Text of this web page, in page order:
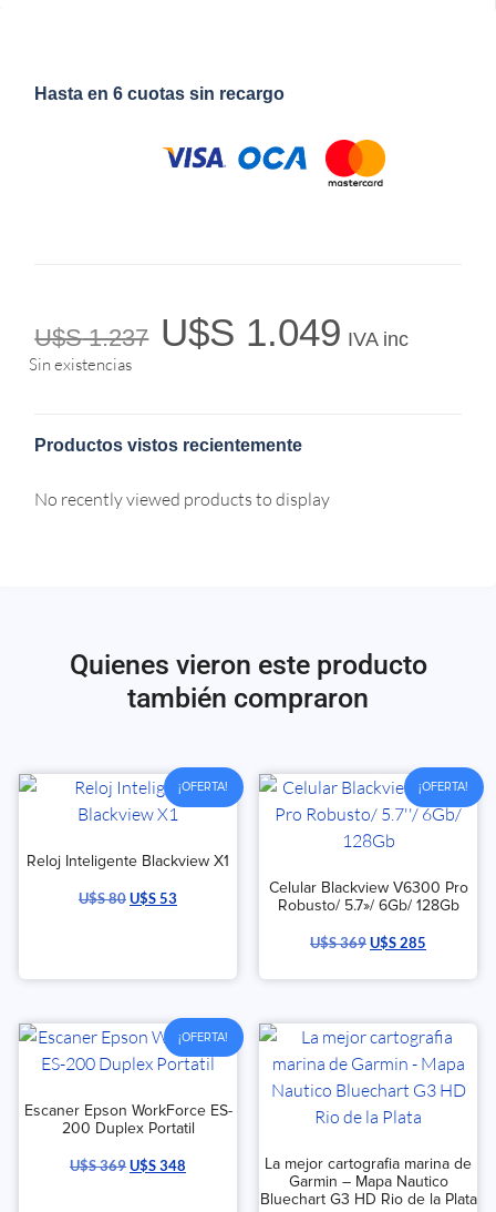
Hasta en 6 cuotas sin recargo
U$S1.237 U$S 1.049 IVA inc
Sin existencias
Productos vistos recientemente
No recently viewed products to display
Quienes vieron este producto
también compraron
¡OFERTA!
Reloj Inteligente Blackview X1
U$S80U$S53
¡OFERTA!
Celular Blackview V6300 Pro
Robusto/ 5.7»/ 6Gb/ 128Gb
U$S369U$S285
¡OFERTA!
Escaner Epson WorkForce ES-
200 Duplex Portatil
U$S369U$S348
La mejor cartografia marina de
Garmin – Mapa Nautico
Bluechart G3 HD Rio de la Plata